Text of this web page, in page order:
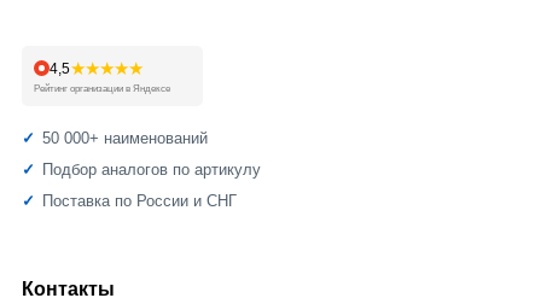
4,5★★★★★
Рейтинг организации в Яндексе
50 000+ наименований
Подбор аналогов по артикулу
Поставка по России и СНГ
Контакты